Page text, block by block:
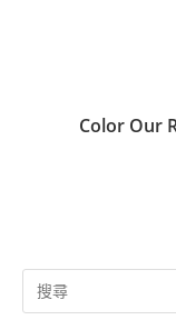
Color Our
Search
for: